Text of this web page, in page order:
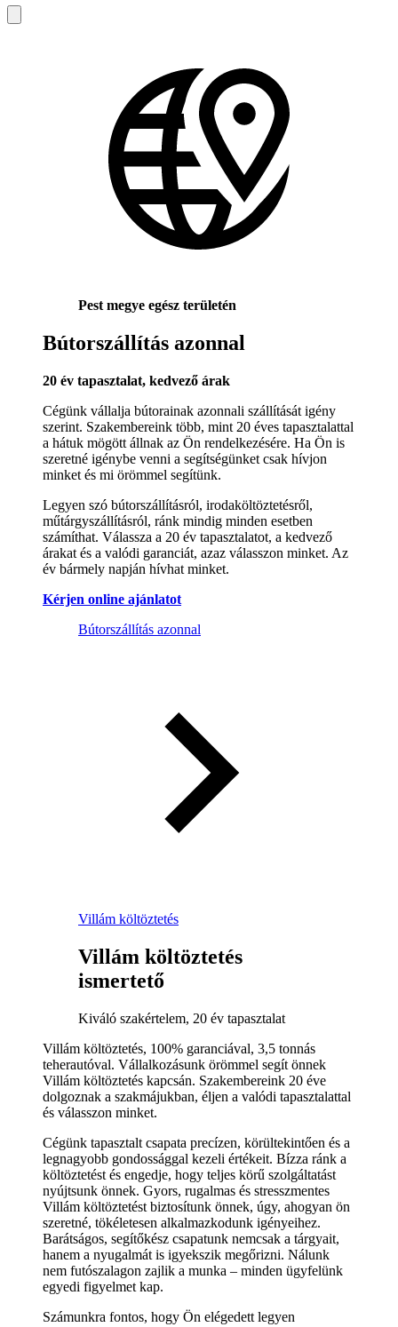
Pest megye egész területén
Bútorszállítás azonnal
20 év tapasztalat, kedvező árak
Cégünk vállalja bútorainak azonnali szállítását igény
szerint. Szakembereink több, mint 20 éves tapasztalattal
a hátuk mögött állnak az Ön rendelkezésére. Ha Ön is
szeretné igénybe venni a segítségünket csak hívjon
minket és mi örömmel segítünk.
Legyen szó bútorszállításról, irodaköltöztetésről,
műtárgyszállításról, ránk mindig minden esetben
számíthat. Válassza a 20 év tapasztalatot, a kedvező
árakat és a valódi garanciát, azaz válasszon minket. Az
év bármely napján hívhat minket.
Kérjen online ajánlatot
Bútorszállítás azonnal
Villám költöztetés
Villám költöztetés
ismertető
Kiváló szakértelem, 20 év tapasztalat
Villám költöztetés, 100% garanciával, 3,5 tonnás
teherautóval. Vállalkozásunk örömmel segít önnek
Villám költöztetés kapcsán. Szakembereink 20 éve
dolgoznak a szakmájukban, éljen a valódi tapasztalattal
és válasszon minket.
Cégünk tapasztalt csapata precízen, körültekintően és a
legnagyobb gondossággal kezeli értékeit. Bízza ránk a
költöztetést és engedje, hogy teljes körű szolgáltatást
nyújtsunk önnek. Gyors, rugalmas és stresszmentes
Villám költöztetést biztosítunk önnek, úgy, ahogyan ön
szeretné, tökéletesen alkalmazkodunk igényeihez.
Barátságos, segítőkész csapatunk nemcsak a tárgyait,
hanem a nyugalmát is igyekszik megőrizni. Nálunk
nem futószalagon zajlik a munka – minden ügyfelünk
egyedi figyelmet kap.
Számunkra fontos, hogy Ön elégedett legyen